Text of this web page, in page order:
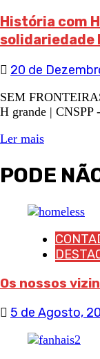
História com
solidariedade
20 de
SEM
H grande | CNSPP
Ler mais
PODE
Os nossos
5 de Agosto,